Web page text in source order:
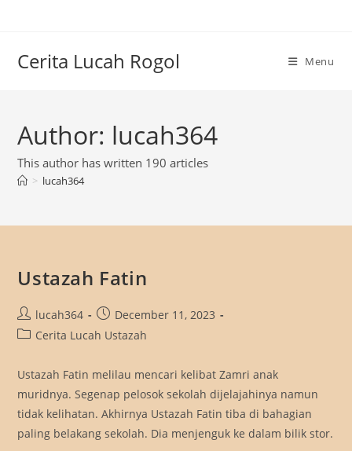
Cerita Lucah Rogol Menu
Author: lucah364
This author has written 190 articles
> lucah364
Ustazah Fatin
Post
author:
lucah364
Post
published:
December 11, 2023
PostCerita Lucah Ustazah
Ustazah Fatin melilau mencari kelibat Zamri anak
muridnya. Segenap pelosok sekolah dijelajahinya namun
tidak kelihatan. Akhirnya Ustazah Fatin tiba di bahagian
paling belakang sekolah. Dia menjenguk ke dalam bilik stor.